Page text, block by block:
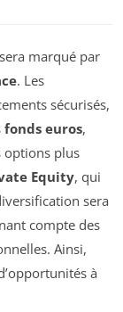
sera marqué par
. Les
sécurisés,
fonds euros,
options plus
Equity, qui
sera
compte des
Ainsi,
à